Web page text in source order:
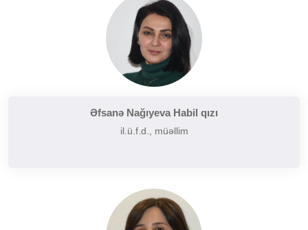
Əfsanə Nağıyeva Habil qızı
il.ü.f.d., müəllim